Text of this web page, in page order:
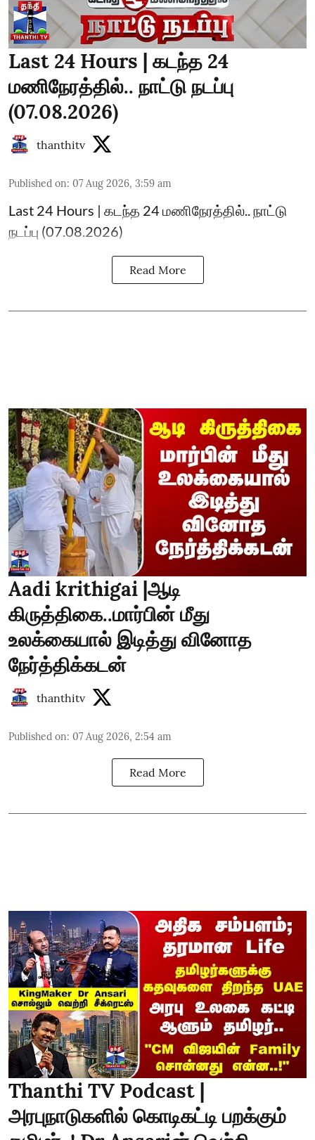
Last 24 Hours | கடந்த 24
மணிநேரத்தில்.. நாட்டு நடப்பு
(07.08.2026)
thanthitv
Published on: 07 Aug 2026, 3:59 am
Last 24 Hours | கடந்த 24 மணிநேரத்தில்.. நாட்டு
நடப்பு (07.08.2026)
Read More
Aadi krithigai |ஆடி
கிருத்திகை..மார்பின் மீது
உலக்கையால் இடித்து வினோத
நேர்த்திக்கடன்
thanthitv
Published on: 07 Aug 2026, 2:54 am
Read More
Thanthi TV Podcast |
அரபுநாடுகளில் கொடிகட்டி பறக்கும்